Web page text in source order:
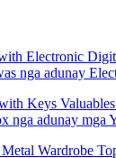
nga adunay
nga adunay mga